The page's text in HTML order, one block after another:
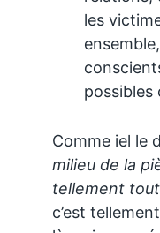
les
possibles
Comme iel le
milieu de la
tellement
c’est